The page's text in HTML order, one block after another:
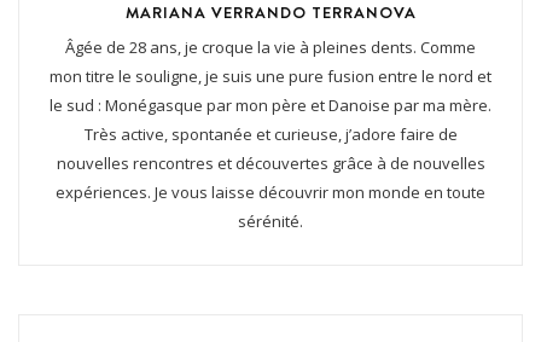
MARIANA VERRANDO TERRANOVA
Âgée de 28 ans, je croque la vie à pleines dents. Comme
mon titre le souligne, je suis une pure fusion entre le nord et
le sud : Monégasque par mon père et Danoise par ma mère.
Très active, spontanée et curieuse, j’adore faire de
nouvelles rencontres et découvertes grâce à de nouvelles
expériences. Je vous laisse découvrir mon monde en toute
sérénité.